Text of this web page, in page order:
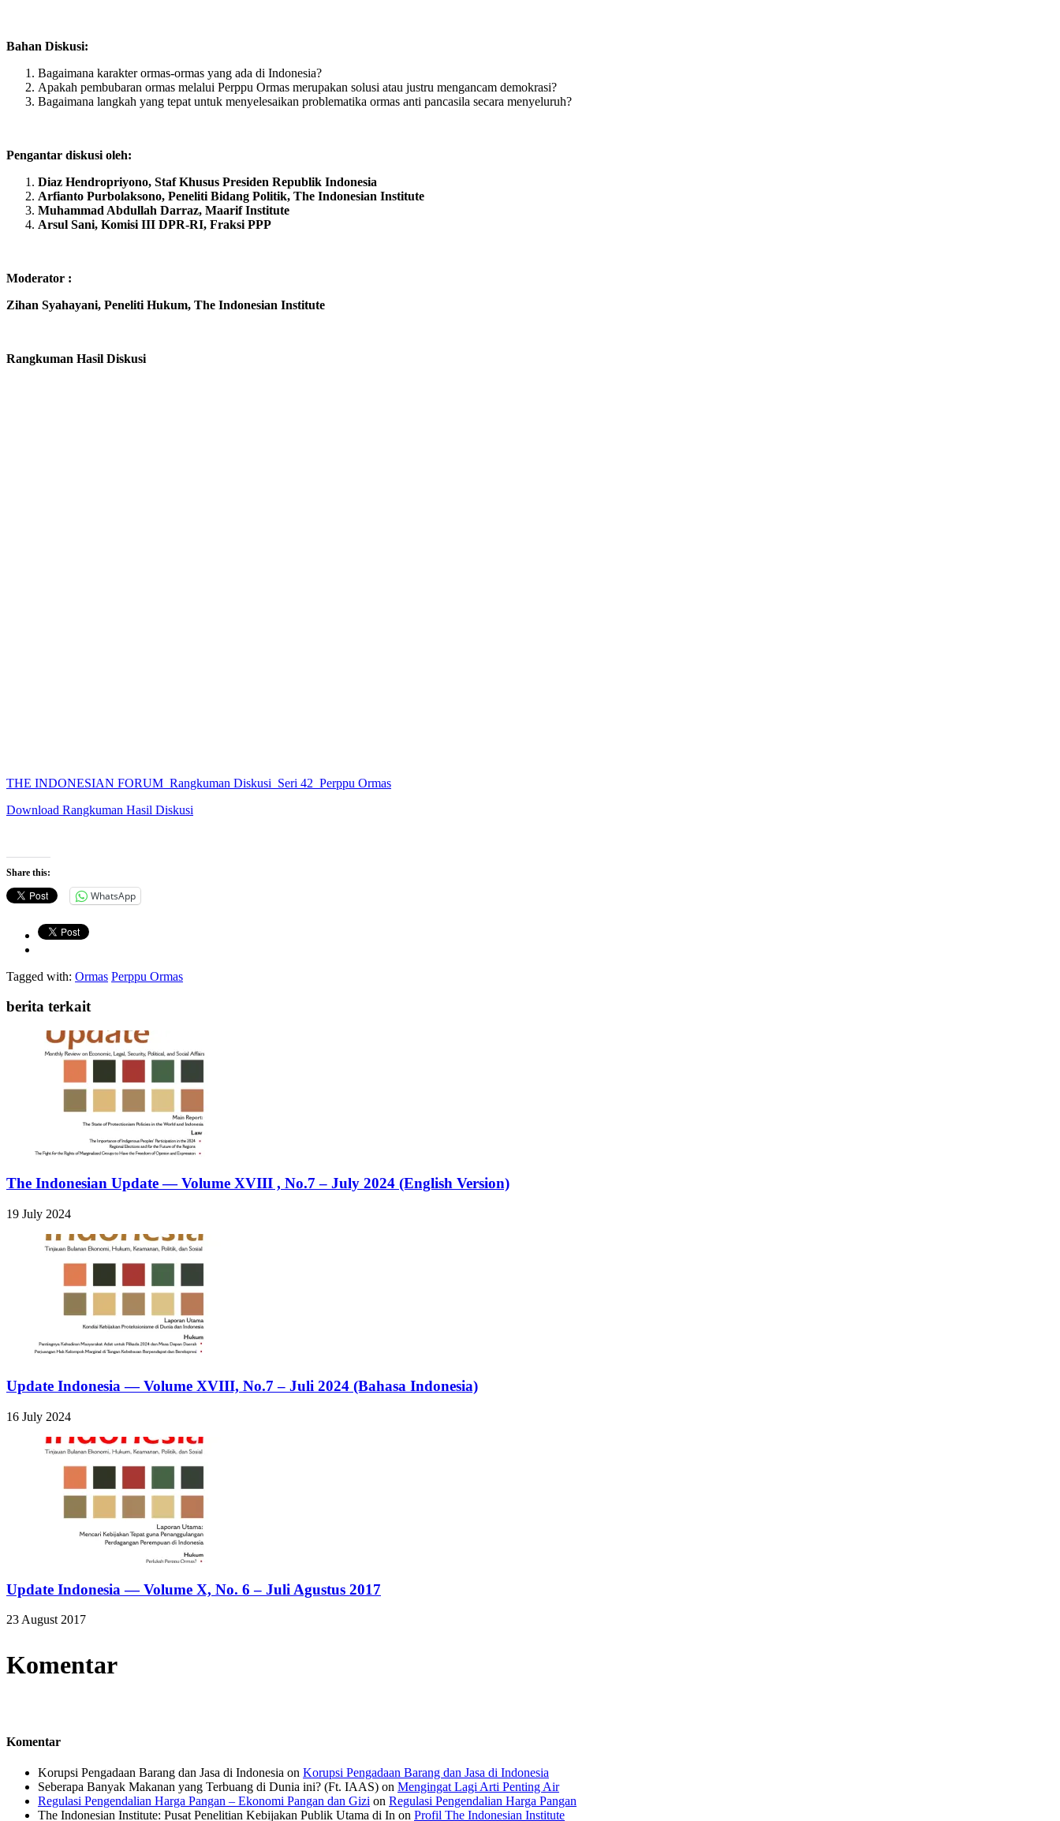
Bahan Diskusi:
Bagaimana karakter ormas-ormas yang ada di Indonesia?
Apakah pembubaran ormas melalui Perppu Ormas merupakan solusi atau justru mengancam demokrasi?
Bagaimana langkah yang tepat untuk menyelesaikan problematika ormas anti pancasila secara menyeluruh?
Pengantar diskusi oleh:
Diaz Hendropriyono, Staf Khusus Presiden Republik Indonesia
Arfianto Purbolaksono, Peneliti Bidang Politik, The Indonesian Institute
Muhammad Abdullah Darraz, Maarif Institute
Arsul Sani, Komisi III DPR-RI, Fraksi PPP
Moderator :
Zihan Syahayani, Peneliti Hukum, The Indonesian Institute
Rangkuman Hasil Diskusi
THE INDONESIAN FORUM_Rangkuman Diskusi_Seri 42_Perppu Ormas
Download Rangkuman Hasil Diskusi
Share this:
WhatsApp
Tagged with: Ormas Perppu Ormas
berita terkait
The Indonesian Update — Volume XVIII , No.7 – July 2024 (English Version)
19 July 2024
Update Indonesia — Volume XVIII, No.7 – Juli 2024 (Bahasa Indonesia)
16 July 2024
Update Indonesia — Volume X, No. 6 – Juli Agustus 2017
23 August 2017
Komentar
Komentar
Korupsi Pengadaan Barang dan Jasa di Indonesia on Korupsi Pengadaan Barang dan Jasa di Indonesia
Seberapa Banyak Makanan yang Terbuang di Dunia ini? (Ft. IAAS) on Mengingat Lagi Arti Penting Air
Regulasi Pengendalian Harga Pangan – Ekonomi Pangan dan Gizi on Regulasi Pengendalian Harga Pangan
The Indonesian Institute: Pusat Penelitian Kebijakan Publik Utama di In on Profil The Indonesian Institute